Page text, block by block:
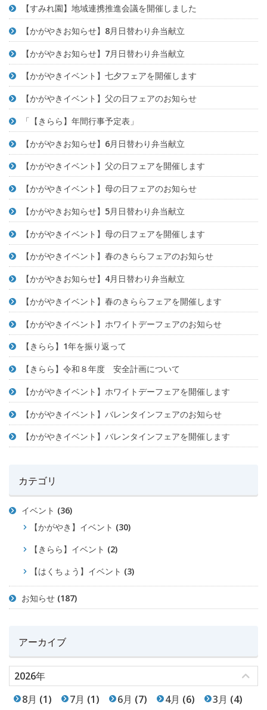
【すみれ園】地域連携推進会議を開催しました
【かがやきお知らせ】8月日替わり弁当献立
【かがやきお知らせ】7月日替わり弁当献立
【かがやきイベント】七夕フェアを開催します
【かがやきイベント】父の日フェアのお知らせ
「【きらら】年間行事予定表」
【かがやきお知らせ】6月日替わり弁当献立
【かがやきイベント】父の日フェアを開催します
【かがやきイベント】母の日フェアのお知らせ
【かがやきお知らせ】5月日替わり弁当献立
【かがやきイベント】母の日フェアを開催します
【かがやきイベント】春のきららフェアのお知らせ
【かがやきお知らせ】4月日替わり弁当献立
【かがやきイベント】春のきららフェアを開催します
【かがやきイベント】ホワイトデーフェアのお知らせ
【きらら】1年を振り返って
【きらら】令和８年度 安全計画について
【かがやきイベント】ホワイトデーフェアを開催します
【かがやきイベント】バレンタインフェアのお知らせ
【かがやきイベント】バレンタインフェアを開催します
カテゴリ
イベント (36)
【かがやき】イベント (30)
【きらら】イベント (2)
【はくちょう】イベント (3)
お知らせ (187)
アーカイブ
2026年
8月 (1) 7月 (1) 6月 (7) 4月 (6) 3月 (4)